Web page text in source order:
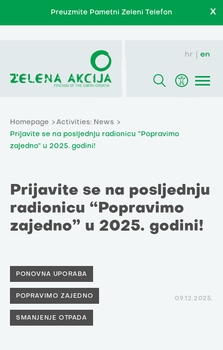
Preuzmite Pametni Zeleni Telefon X
hr en
Homepage
Activities: News
Prijavite se na posljednju radionicu “Popravimo
zajedno” u 2025. godini!
Prijavite se na posljednju
radionicu “Popravimo
zajedno” u 2025. godini!
PONOVNA UPORABA
POPRAVIMO ZAJEDNO
SMANJENJE OTPADA
09.12.2025.